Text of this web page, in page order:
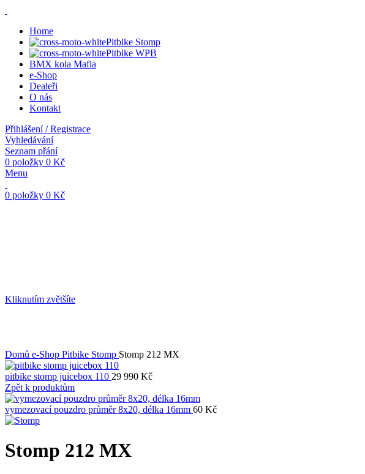
Home
Pitbike Stomp
Pitbike WPB
BMX kola Mafia
e-Shop
Dealeři
O nás
Kontakt
Přihlášení / Registrace
Vyhledávání
Seznam přání
0 položky 0 Kč
Menu
0 položky 0 Kč
Kliknutím zvětšíte
Domů e-Shop Pitbike Stomp Stomp 212 MX
pitbike stomp juicebox 110 29 990 Kč
Zpět k produktům
vymezovací pouzdro průměr 8x20, délka 16mm 60 Kč
Stomp 212 MX